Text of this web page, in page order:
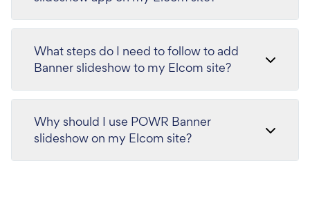
What steps do I need to follow to add
Banner slideshow to my Elcom site?
Why should I use POWR Banner
slideshow on my Elcom site?